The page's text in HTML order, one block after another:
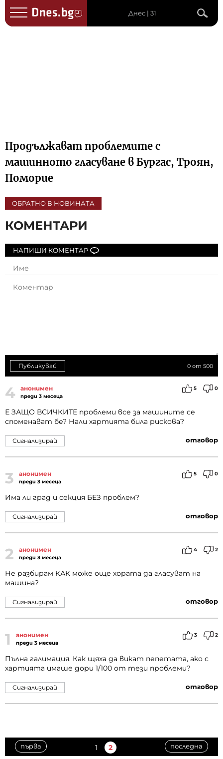
Днес | 31
Продължават проблемите с
машинното гласуване в Бургас, Троян,
Поморие
ОБРАТНО В НОВИНАТА
КОМЕНТАРИ
НАПИШИ КОМЕНТАР
0 от 500
Публикувай
4 анонимен
преди 3 месеца
5 0
Е ЗАЩО ВСИЧКИТЕ проблеми все за машините се
споменават бе? Нали хартията била рискова?
отговор
Сигнализирай
3 анонимен
преди 3 месеца
5 0
Има ли град и секция БЕЗ проблем?
отговор
Сигнализирай
2 анонимен
преди 3 месеца
4 2
Не разбирам КАК може още хората да гласуват на
машина?
отговор
Сигнализирай
1 анонимен
преди 3 месеца
3 2
Пълна галимация. Как щяха да викат пепетата, ако с
хартията имаше дори 1/100 от тези проблеми?
отговор
Сигнализирай
първа 1 2 последна